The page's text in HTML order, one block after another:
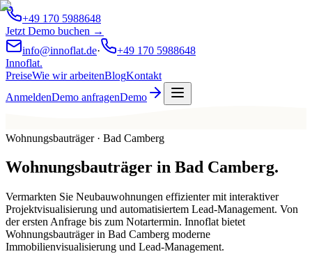
+49 170 5988648
Jetzt Demo buchen →
info@innoflat.de·
+49 170 5988648
Innoflat.
PreiseWie wir arbeitenBlogKontakt
AnmeldenDemo anfragenDemo
Wohnungsbauträger · Bad Camberg
Wohnungsbauträger in Bad Camberg.
Vermarkten Sie Neubauwohnungen effizienter mit interaktiver
Projektvisualisierung und automatisiertem Lead-Management. Von
der ersten Anfrage bis zum Notartermin. Innoflat bietet
Wohnungsbauträger in Bad Camberg moderne
Immobilienvisualisierung und Lead-Management.